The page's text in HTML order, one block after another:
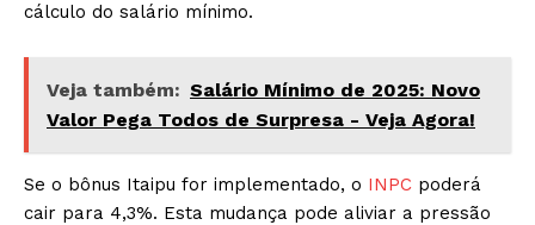
cálculo do salário mínimo.
Veja também: Salário Mínimo de 2025: Novo
Valor Pega Todos de Surpresa - Veja Agora!
Se o bônus Itaipu for implementado, o INPC poderá
cair para 4,3%. Esta mudança pode aliviar a pressão